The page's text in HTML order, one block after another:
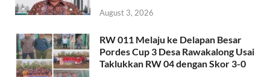
August 3, 2026
RW 011 Melaju ke Delapan Besar
Pordes Cup 3 Desa Rawakalong Usai
Taklukkan RW 04 dengan Skor 3-0